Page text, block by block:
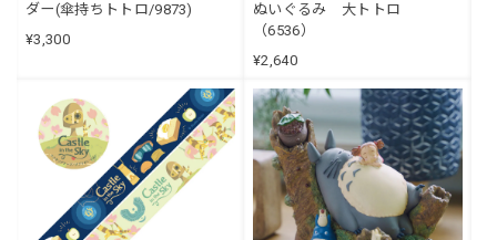
ダー(傘持ちトトロ/9873)
¥3,300
ぬいぐるみ 大トトロ
（6536）
¥2,640